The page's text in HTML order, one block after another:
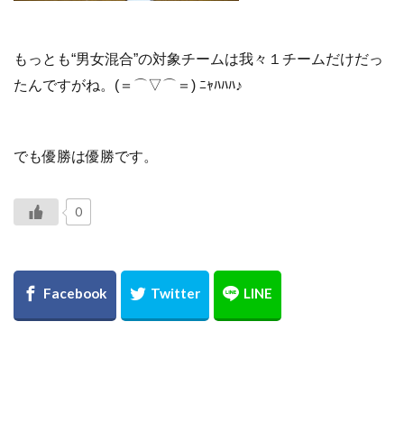
もっとも“男女混合”の対象チームは我々１チームだけだっ
たんですがね。(＝⌒▽⌒＝) ﾆｬﾊﾊﾊ♪
でも優勝は優勝です。
0